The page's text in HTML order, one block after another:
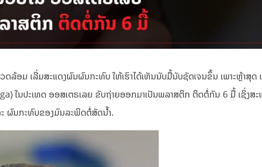
ລ້ອມ ເລີ່ມສະແດງຜົນຜົນກະທົບ ໃຫ້ເຮົາໄດ້ເຫັນນັບມື້ນັບຊັດເຈນຂຶ້ນ ເພາະຫຼ້າສຸດ ເ
ໃນປະເທດ ອອສເຕຣເລຍ ຂັບຖ່າຍອອກມາເປັນພລາສຕິກ ຕິດຕໍ່ກັນ 6 ມື້ ເຊິ່ງສະ
ະ ຜົນກະທົບຂອງມົນລະພິດຕໍ່ສັດນໍ້າ.